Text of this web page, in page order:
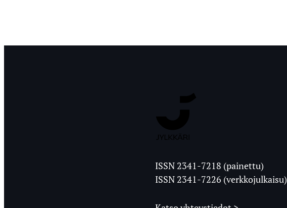
Ylioppilaslehti
ISSN 2341-7218 (painettu)
ISSN 2341-7226 (verkkojulkaisu)